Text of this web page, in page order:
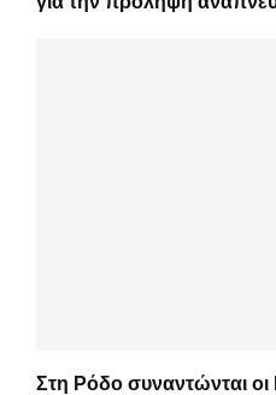
Στη Ρόδο συναντώνται οι